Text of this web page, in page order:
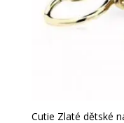
Cutie Zlaté dětské